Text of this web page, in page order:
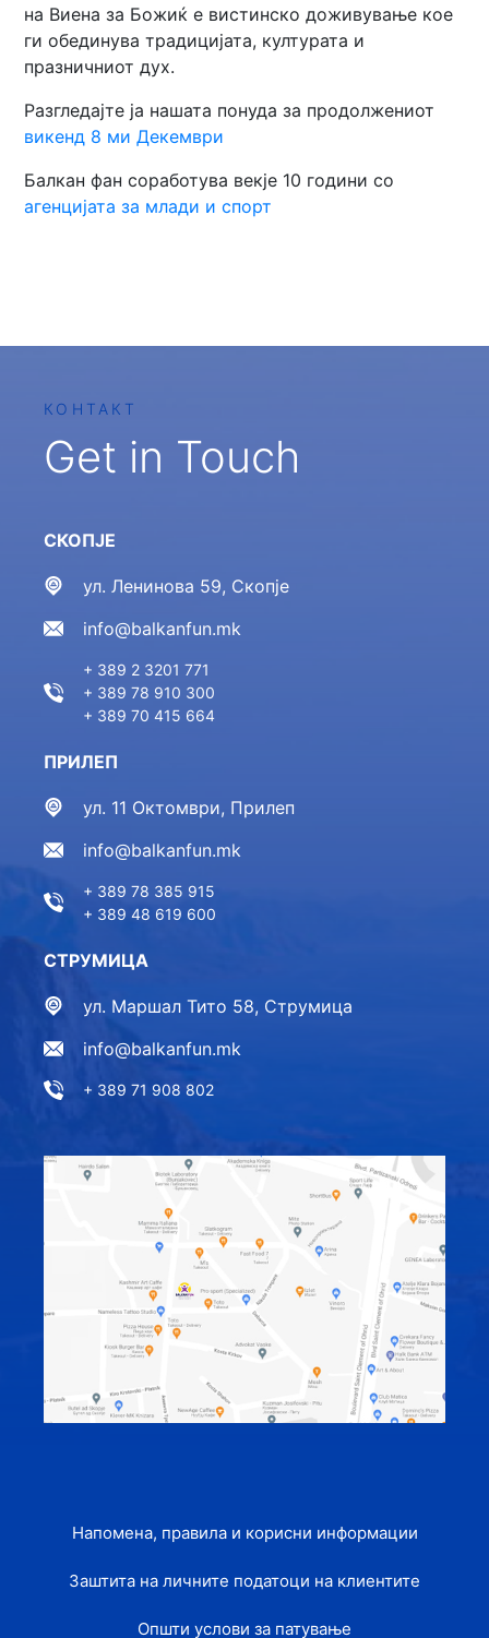
на Виена за Божиќ е вистинско доживување кое
ги обединува традицијата, културата и
празничниот дух.
Разгледајте ја нашата понуда за продолжениот
викенд 8 ми Декември
Балкан фан соработува векје 10 години со
агенцијата за млади и спорт
КОНТАКТ
Get in Touch
СКОПЈЕ
ул. Ленинова 59, Скопје
info@balkanfun.mk
+ 389 2 3201 771
+ 389 78 910 300
+ 389 70 415 664
ПРИЛЕП
ул. 11 Октомври, Прилеп
info@balkanfun.mk
+ 389 78 385 915
+ 389 48 619 600
СТРУМИЦА
ул. Маршал Тито 58, Струмица
info@balkanfun.mk
+ 389 71 908 802
Напомена, правила и корисни информации
Заштита на личните податоци на клиентите
Општи услови за патување